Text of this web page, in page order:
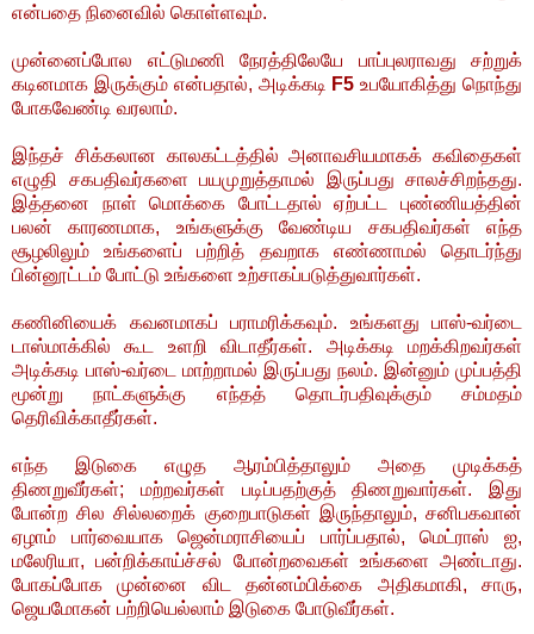
என்பதை நினைவில் கொள்ளவும்.
முன்னைப்போல எட்டுமணி நேரத்திலேயே பாப்புலராவது சற்றுக்
கடினமாக இருக்கும் என்பதால், அடிக்கடி F5 உபயோகித்து நொந்து
போகவேண்டி வரலாம்.
இந்தச் சிக்கலான காலகட்டத்தில் அனாவசியமாகக் கவிதைகள்
எழுதி சகபதிவர்களை பயமுறுத்தாமல் இருப்பது சாலச்சிறந்தது.
இத்தனை நாள் மொக்கை போட்டதால் ஏற்பட்ட புண்ணியத்தின்
பலன் காரணமாக, உங்களுக்கு வேண்டிய சகபதிவர்கள் எந்த
சூழலிலும் உங்களைப் பற்றித் தவறாக எண்ணாமல் தொடர்ந்து
பின்னூட்டம் போட்டு உங்களை உற்சாகப்படுத்துவார்கள்.
கணினியைக் கவனமாகப் பராமரிக்கவும். உங்களது பாஸ்-வர்டை
டாஸ்மாக்கில் கூட உளறி விடாதீர்கள். அடிக்கடி மறக்கிறவர்கள்
அடிக்கடி பாஸ்-வர்டை மாற்றாமல் இருப்பது நலம். இன்னும் முப்பத்தி
மூன்று நாட்களுக்கு எந்தத் தொடர்பதிவுக்கும் சம்மதம்
தெரிவிக்காதீர்கள்.
எந்த இடுகை எழுத ஆரம்பித்தாலும் அதை முடிக்கத்
திணறுவீர்கள்; மற்றவர்கள் படிப்பதற்குத் திணறுவார்கள். இது
போன்ற சில சில்லறைக் குறைபாடுகள் இருந்தாலும், சனிபகவான்
ஏழாம் பார்வையாக ஜென்மராசியைப் பார்ப்பதால், மெட்ராஸ் ஐ,
மலேரியா, பன்றிக்காய்ச்சல் போன்றவைகள் உங்களை அண்டாது.
போகப்போக முன்னை விட தன்னம்பிக்கை அதிகமாகி, சாரு,
ஜெயமோகன் பற்றியெல்லாம் இடுகை போடுவீர்கள்.